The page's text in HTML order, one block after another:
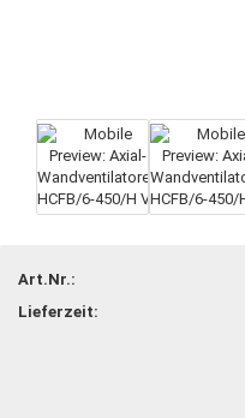
Art.Nr.:
Lieferzeit: